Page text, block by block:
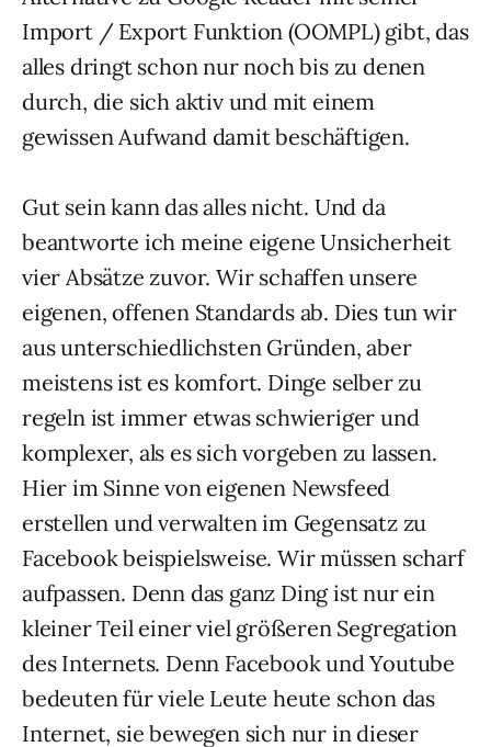
Import / Export Funktion (OOMPL) gibt, das
alles dringt schon nur noch bis zu denen
durch, die sich aktiv und mit einem
gewissen Aufwand damit beschäftigen.
Gut sein kann das alles nicht. Und da
beantworte ich meine eigene Unsicherheit
vier Absätze zuvor. Wir schaffen unsere
eigenen, offenen Standards ab. Dies tun wir
aus unterschiedlichsten Gründen, aber
meistens ist es komfort. Dinge selber zu
regeln ist immer etwas schwieriger und
komplexer, als es sich vorgeben zu lassen.
Hier im Sinne von eigenen Newsfeed
erstellen und verwalten im Gegensatz zu
Facebook beispielsweise. Wir müssen scharf
aufpassen. Denn das ganz Ding ist nur ein
kleiner Teil einer viel größeren Segregation
des Internets. Denn Facebook und Youtube
bedeuten für viele Leute heute schon das
Internet, sie bewegen sich nur in dieser